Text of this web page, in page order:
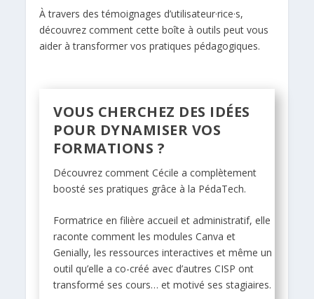
À travers des témoignages d’utilisateur·rice·s,
découvrez comment cette boîte à outils peut vous
aider à transformer vos pratiques pédagogiques.
VOUS CHERCHEZ DES IDÉES
POUR DYNAMISER VOS
FORMATIONS ?
Découvrez comment Cécile a complètement
boosté ses pratiques grâce à la PédaTech.
Formatrice en filière accueil et administratif, elle
raconte comment les modules Canva et
Genially, les ressources interactives et même un
outil qu’elle a co-créé avec d’autres CISP ont
transformé ses cours… et motivé ses stagiaires.